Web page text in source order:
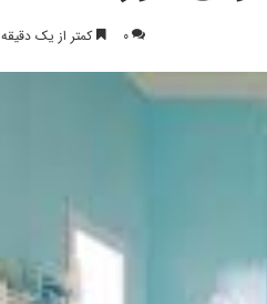
0 کمتر از یک دقیقه